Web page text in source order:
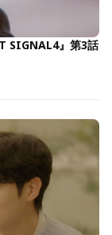
SIGNAL4』第3話